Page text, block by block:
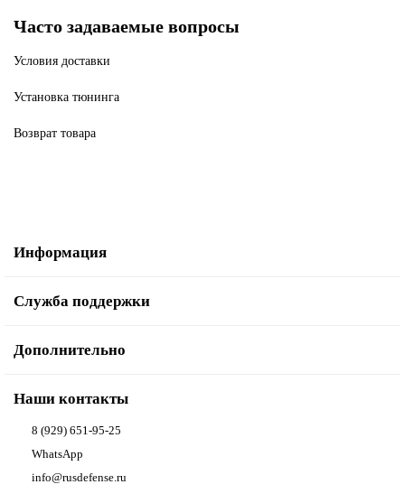
Часто задаваемые вопросы
Условия доставки
Установка тюнинга
Возврат товара
Информация
Служба поддержки
Дополнительно
Наши контакты
8 (929) 651-95-25
WhatsApp
info@rusdefense.ru